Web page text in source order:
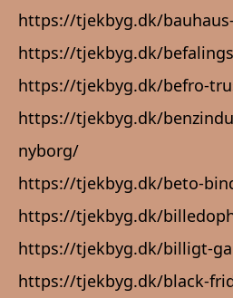
https://tjekbyg.dk/
https://tjekbyg.dk/
https://tjekbyg.dk/befro-
https://tjekbyg.dk/
nyborg/
https://tjekbyg.dk/beto-
https://tjekbyg.dk/
https://tjekbyg.dk/billigt-
https://tjekbyg.dk/black-